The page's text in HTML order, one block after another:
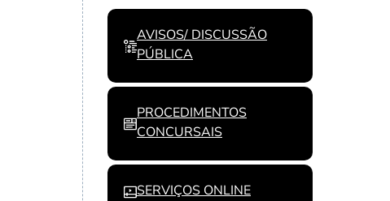
AVISOS/ DISCUSSÃO
PÚBLICA
PROCEDIMENTOS
CONCURSAIS
SERVIÇOS ONLINE